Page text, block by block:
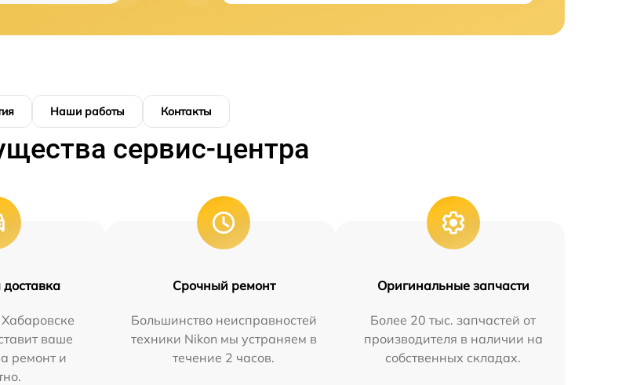
Наши работы Контакты
сервис-центра
ваше
ремонт и
Срочный ремонт
Большинство неисправностей
техники Nikon мы устраняем в
течение 2 часов.
Оригинальные запчасти
Более 20 тыс. запчастей от
производителя в наличии на
собственных складах.